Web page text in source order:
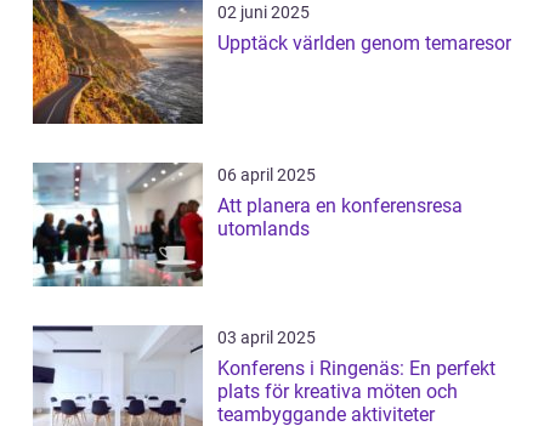
02 juni 2025
Upptäck världen genom temaresor
06 april 2025
Att planera en konferensresa
utomlands
03 april 2025
Konferens i Ringenäs: En perfekt
plats för kreativa möten och
teambyggande aktiviteter